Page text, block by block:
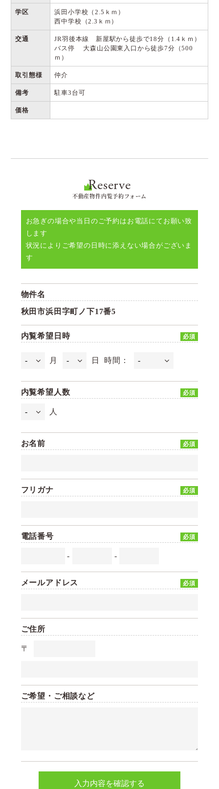
学区
浜田小学校（2.5ｋｍ）
西中学校（2.3ｋｍ）
交通
JR羽後本線 新屋駅から徒歩で18分（1.4ｋｍ）
バス停 大森山公園東入口から徒歩7分（500
ｍ）
取引態様 仲介
備考 駐車3台可
価格
Reserve
不動産物件内覧予約フォーム
お急ぎの場合や当日のご予約はお電話にてお願い致
します
状況によりご希望の日時に添えない場合がございま
す
物件名
秋田市浜田字町ノ下17番5
内覧希望日時 必須
月 日 時間：
内覧希望人数 必須
人
お名前 必須
フリガナ 必須
電話番号 必須
- -
メールアドレス 必須
ご住所
〒
ご希望・ご相談など